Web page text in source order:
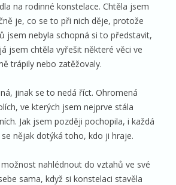
na rodinné konstelace. Chtěla jsem
je, co se to při nich děje, protože
jsem nebyla schopná si to představit,
jsem chtěla vyřešit některé věci ve
trápily nebo zatěžovaly.
jinak se to nedá říct. Ohromená
ve kterých jsem nejprve stála
Jak jsem později pochopila, i každá
nějak dotýká toho, kdo ji hraje.
nahlédnout do vztahů ve své
sama, když si konstelaci stavěla